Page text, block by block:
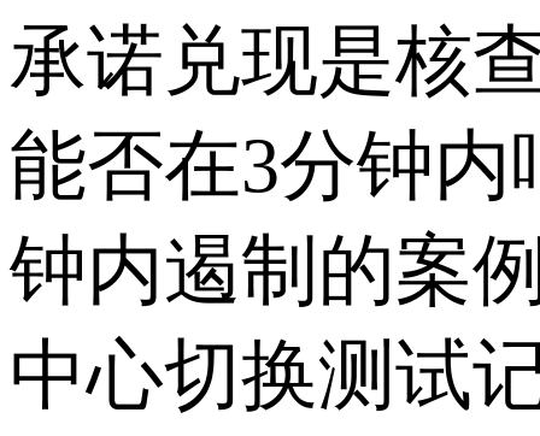
承诺兑现是核
能否在3分钟内
钟内遏制的案
中心切换测试